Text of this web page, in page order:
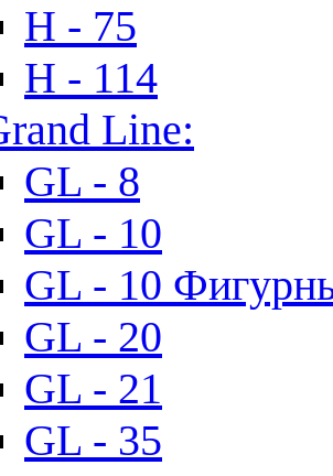
H - 75
H - 114
Line:
GL - 8
GL - 10
GL - 10
GL - 20
GL - 21
GL - 35